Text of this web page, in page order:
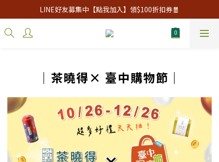
LINE好友募集中【點我加入】領$100折扣券🧧
｜茶曉得× 臺中購物節｜